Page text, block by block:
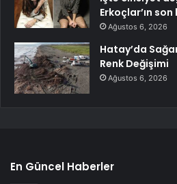
Erkoçlar’ın son
Ağustos 6, 2026
Hatay’da
Renk Değişimi
Ağustos 6, 2026
En Güncel Haberler